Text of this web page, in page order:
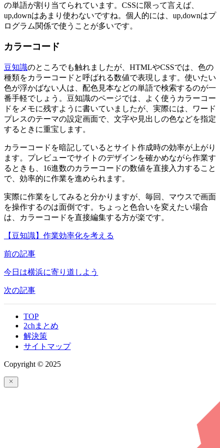
の単語が割り当てられています。CSSに限って言えば、
up,downはあまり使わないですね。個人的には、up,downはプ
ログラム関係で使うことが多いです。
カラーコード
豆知識のところでも触れましたが、HTMLやCSSでは、色の
種類をカラーコードと呼ばれる数値で表現します。使いたい
色が浮かばない人は、配色見本などの単語で検索するのが一
番手軽でしょう。豆知識のページでは、よく使うカラーコー
ドをメモに残すように書いていましたが、実際には、ワード
プレスのテーマの設定画面で、文字や見出しの色などを指定
するときに重宝します。
カラーコードを暗記しているとサイト作成時の効率が上がり
ます。プレビューでサイトのデザインを確かめながら作業す
るときも、16進数のカラーコードの数値を直接入力すること
で、効率的に作業を進められます。
実際に作業をしてみると分かりますが、毎回、マウスで画面
を操作するのは面倒です。ちょっと色合いを変えたい場合
は、カラーコードを直接編集する方が楽です。
【豆知識】作業効率化を考える
前の記事
今日は横浜に寄り道しよう
次の記事
TOP
2chまとめ
解決策
サイトマップ
Copyright © 2025